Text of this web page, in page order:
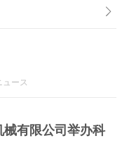

ュース
有限公司举办科